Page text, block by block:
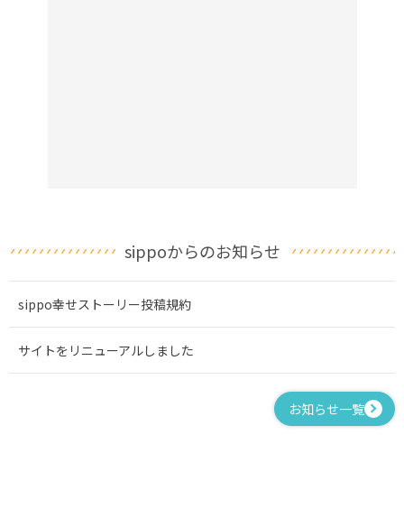
sippoからのお知らせ
sippo幸せストーリー投稿規約
サイトをリニューアルしました
お知らせ一覧